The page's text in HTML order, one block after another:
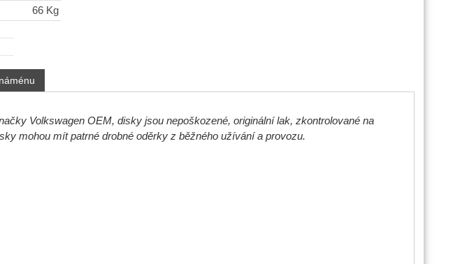
66 Kg
Volkswagen OEM, disky jsou nepoškozené, originální lak, zkontrolované na
mohou mít patrné drobné oděrky z běžného užívání a provozu.